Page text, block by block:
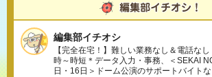
編集部イチオシ
【完全在宅！】難しい業務なし＆電話な
時～時短＊データ入力・事務、＜SEKAI
日・16日＞ドーム公演のサポートバイト